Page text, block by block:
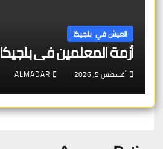
العيش في بلجيكا
أزمة المعلمين في بلجيكا
أغسطس 5, 2026 ALMADAR